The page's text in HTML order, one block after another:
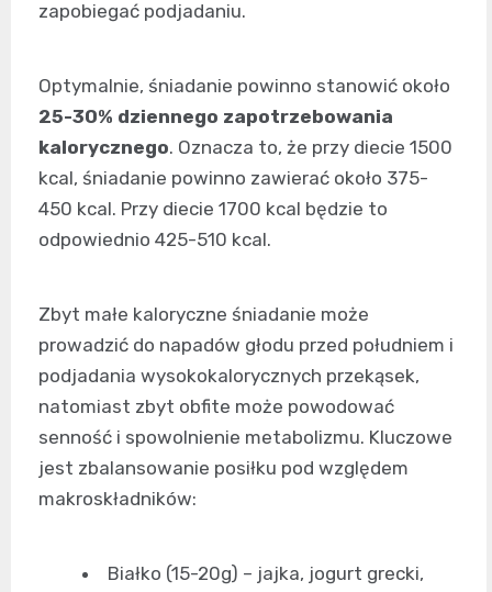
zapobiegać podjadaniu.
Optymalnie, śniadanie powinno stanowić około
25-30% dziennego zapotrzebowania
kalorycznego. Oznacza to, że przy diecie 1500
kcal, śniadanie powinno zawierać około 375-
450 kcal. Przy diecie 1700 kcal będzie to
odpowiednio 425-510 kcal.
Zbyt małe kaloryczne śniadanie może
prowadzić do napadów głodu przed południem i
podjadania wysokokalorycznych przekąsek,
natomiast zbyt obfite może powodować
senność i spowolnienie metabolizmu. Kluczowe
jest zbalansowanie posiłku pod względem
makroskładników:
Białko (15-20g) – jajka, jogurt grecki,